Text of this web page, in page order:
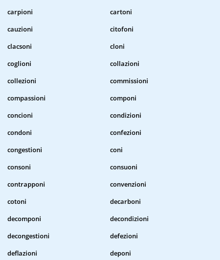
carpioni
cartoni
cauzioni
citofoni
clacsoni
cloni
coglioni
collazioni
collezioni
commissioni
compassioni
componi
concioni
condizioni
condoni
confezioni
congestioni
coni
consoni
consuoni
contrapponi
convenzioni
cotoni
decarboni
decomponi
decondizioni
decongestioni
defezioni
deflazioni
deponi